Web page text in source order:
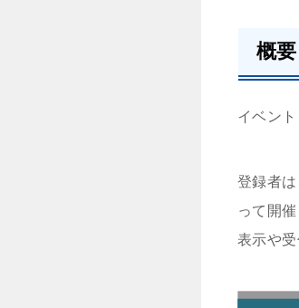
概要
イベン
登録者
って開
表示や受